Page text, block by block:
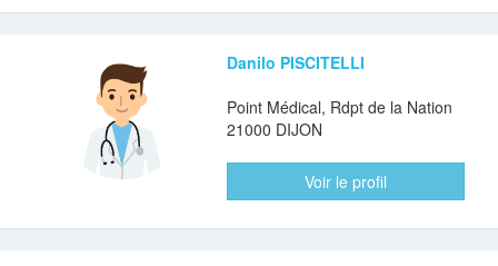
Danilo PISCITELLI
Point Médical, Rdpt de la Nation
21000 DIJON
Voir le profil